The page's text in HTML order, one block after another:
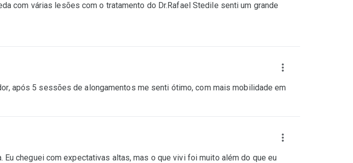
com várias lesões com o tratamento do Dr.Rafael Stedile senti um grande
após 5 sessões de alongamentos me senti ótimo, com mais mobilidade em
cheguei com expectativas altas, mas o que vivi foi muito além do que eu